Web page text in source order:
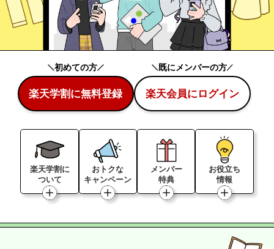
初めての方
楽天学割に無料登録
既にメンバーの方
楽天会員にログイン
楽天学割に
ついて
おトクな
キャンペーン
メンバー
特典
お役立ち
情報